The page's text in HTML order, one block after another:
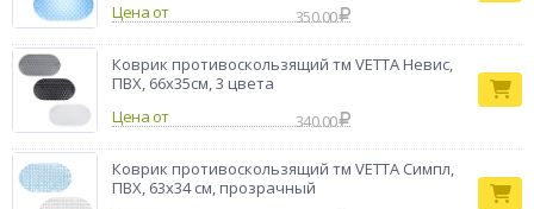
Цена от
350.00
Коврик противоскользящий тм VETTA Невис,
ПВХ, 66x35см, 3 цвета
Цена от
340.00
Коврик противоскользящий тм VETTA Симпл,
ПВХ, 63x34 см, прозрачный